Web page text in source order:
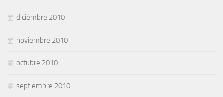
diciembre 2010
noviembre 2010
octubre 2010
septiembre 2010